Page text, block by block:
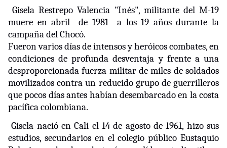
Gisela Restrepo Valencia "Inés",militante del M-19
muere en abril
de 1981
a los 19 años durante la
campaña del Chocó.
Fueronvarios días de intensos y heróicos combates, en
condiciones de profunda desventaja y frente a una
desproporcionada fuerza militar de miles de soldados
movilizados contra un reducido grupo de guerrilleros
que pocos días antes habían desembarcado en la costa
pacífica colombiana.
Gisela nació en Cali el 14 de agosto de 1961, hizo sus
estudios, secundarios en el colegio público Eustaquio